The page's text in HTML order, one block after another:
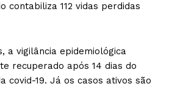
contabiliza 112 vidas perdidas
a vigilância epidemiológica
recuperado após 14 dias do
covid-19. Já os casos ativos são